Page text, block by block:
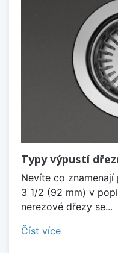
Typy výpustí
Nevíte co
3 1/2 (92 mm) v
nerezové dřezy se...
Číst více